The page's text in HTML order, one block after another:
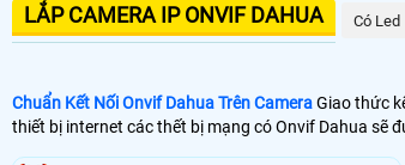
LẮP CAMERA IP ONVIF DAHUA Có Led
Chuẩn Kết Nối Onvif Dahua Trên CameraGiao thức
thiết bị internet các thết bị mạng có Onvif Dahua sẽ